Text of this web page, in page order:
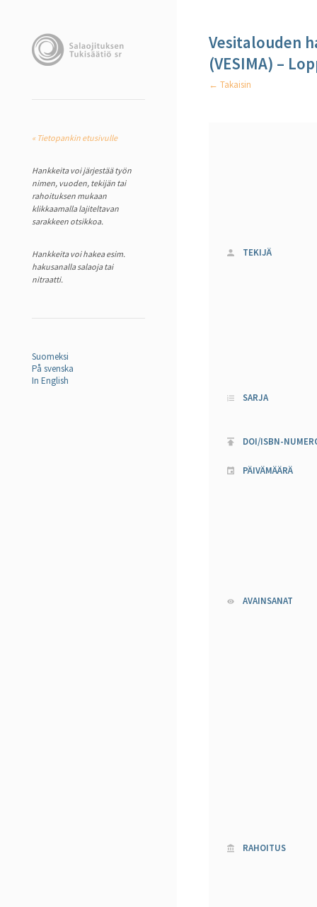
« Tietopankin etusivulle
Hankkeita voi järjestää työn
nimen, vuoden, tekijän tai
rahoituksen mukaan
klikkaamalla lajiteltavan
sarakkeen otsikkoa.
Hankkeita voi hakea esim.
hakusanalla salaoja tai
nitraatti.
Suomeksi
På svenska
In English
Vesitalouden
(VESIMA) –
← Takaisin
TEKIJÄ
SARJA
DOI/ISBN-
PÄIVÄMÄÄRÄ
AVAINSANAT
RAHOITUS